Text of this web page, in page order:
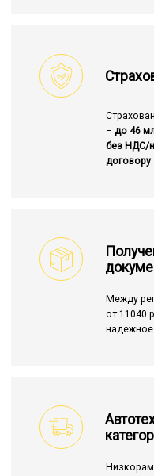
– до 46
без НДС/
договору.
Между
от 11040
надежное